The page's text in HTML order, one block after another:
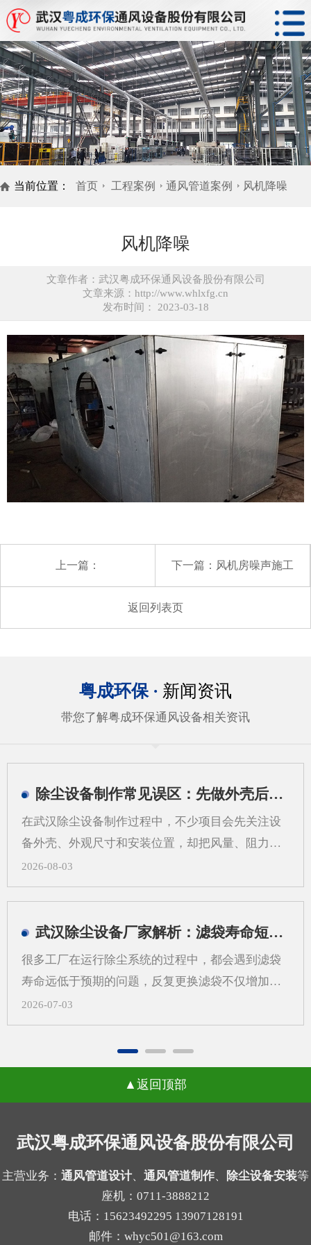
当前位置： 首页 工程案例 通风管道案例 风机降噪
风机降噪
文章作者：武汉粤成环保通风设备股份有限公司
文章来源：http://www.whlxfg.cn
发布时间： 2023-03-18
上一篇： 下一篇： 风机房噪声施工
返回列表页
粤成环保 · 新闻资讯
带您了解粤成环保通风设备相关资讯
除尘设备制作常见误区：先做外壳后算系统会带来哪些问题
在武汉除尘设备制作过程中，不少项目会先关注设
备外壳、外观尺寸和安装位置，却把风量、阻力、
过滤方式、管道走向等系统参数放到后面。这样做
看似推进很快，实际却容易在后期出现返工、适配
来说，粉尘类型、空间条件和工艺流程差异较大，
声上升。2.管道布置受限，改动成本增加外壳定型
后，管道接口、检修空间和设备进出方向往往被锁
管路过长，或者维护口不好留，现场就可能需要重
过滤方式不同，例如干性粉尘、粘性粉尘、细颗粒
2026-08-03
武汉除尘设备厂家解析：滤袋寿命短，问题可能不在滤袋，而在气流分布
很多工厂在运行除尘系统的过程中，都会遇到滤袋
寿命远低于预期的问题，反复更换滤袋不仅增加了
日常运维的成本，还会打乱正常的生产节奏，武汉
除尘设备厂家在长期跟进现场调试的过程中发现，
换不同品牌的滤袋却始终没能改善状况。一、气流
分布不均引发的局部高速冲刷当除尘设备内部气流
部分区域的风速远超设计标准，高速流动的气流会
持续冲刷滤袋表面，原本能支撑数年使用的滤袋，
在长期的高强度摩擦下，磨损速度会大幅加快，很
容易出现局部破损的情况。很多现场案例里，靠近
进气口一侧的滤袋磨损速度是其他区域的两三倍，
就是这个原因导致的。二、局部高负荷带来的积灰
2026-07-03
返回顶部
武汉粤成环保通风设备股份有限公司
主营业务： 通风管道设计、 通风管道制作、 除尘设备安装等
座机：0711-3888212
电话：15623492295 13907128191
邮件：whyc501@163.com